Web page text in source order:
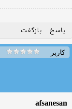
پاسخ بازگفت
کاربر
afsanesan